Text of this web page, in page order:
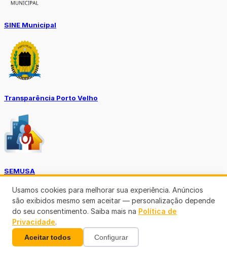
SINE Municipal
Transparência Porto Velho
SEMUSA
(69)3901-3176
Usamos cookies para melhorar sua experiência. Anúncios
são exibidos mesmo sem aceitar — personalização depende
do seu consentimento. Saiba mais na Política de
Privacidade.
Aceitar todos Configurar